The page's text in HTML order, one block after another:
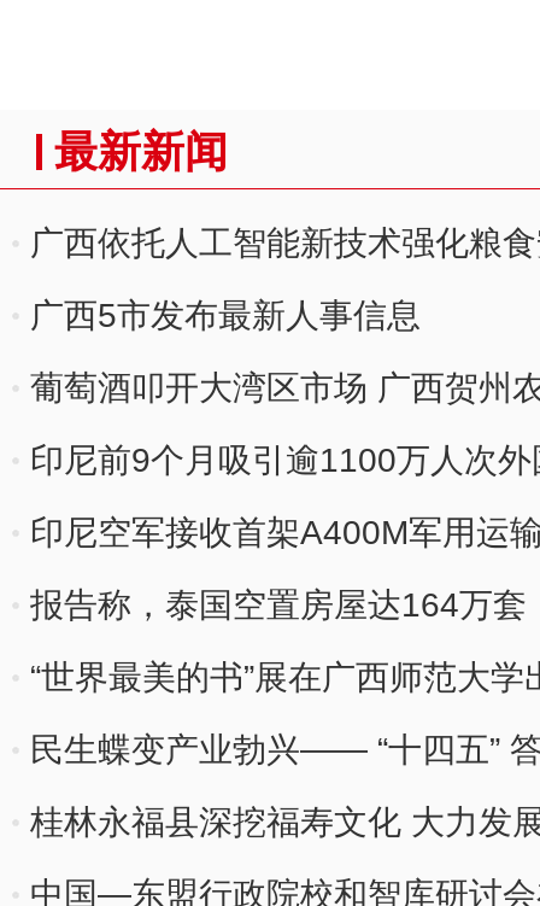
最新新闻
广西依托人工智能新技术强化粮
广西5市发布最新人事信息
葡萄酒叩开大湾区市场 广西贺州
印尼前9个月吸引逾1100万人次
印尼空军接收首架A400M军用运
报告称，泰国空置房屋达164万套
“世界最美的书”展在广西师范大
民生蝶变产业勃兴—— “十四五”
桂林永福县深挖福寿文化 大力发
中国—东盟行政院校和智库研讨